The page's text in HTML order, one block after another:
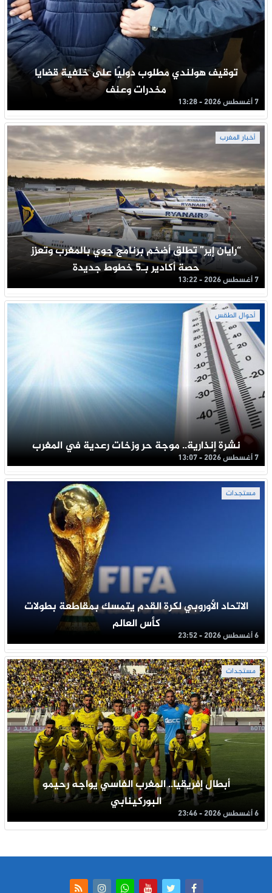
توقيف هولندي مطلوب دوليًا على خلفية قضايا
مخدرات وعنف
7 أغسطس 2026 - 13:28
أخبار المغرب
“رايان إير” تطلق أضخم برنامج جوي بالمغرب وتعزز
حصة أكادير بـ5 خطوط جديدة
7 أغسطس 2026 - 13:22
أحوال الطقس
نشرة إنذارية.. موجة حر وزخات رعدية في المغرب
7 أغسطس 2026 - 13:07
مستجدات
الاتحاد الأوروبي لكرة القدم يتمسك بمقاطعة بطولات
كأس العالم
6 أغسطس 2026 - 23:52
مستجدات
أبطال إفريقيا.. المغرب الفاسي يواجه رحيمو
البوركينابي
6 أغسطس 2026 - 23:46